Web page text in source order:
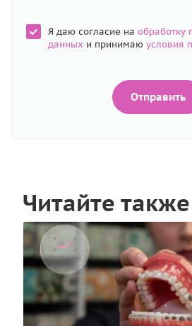
Я даю согласие на обработку
данных и принимаю условия
Отправить
Читайте также